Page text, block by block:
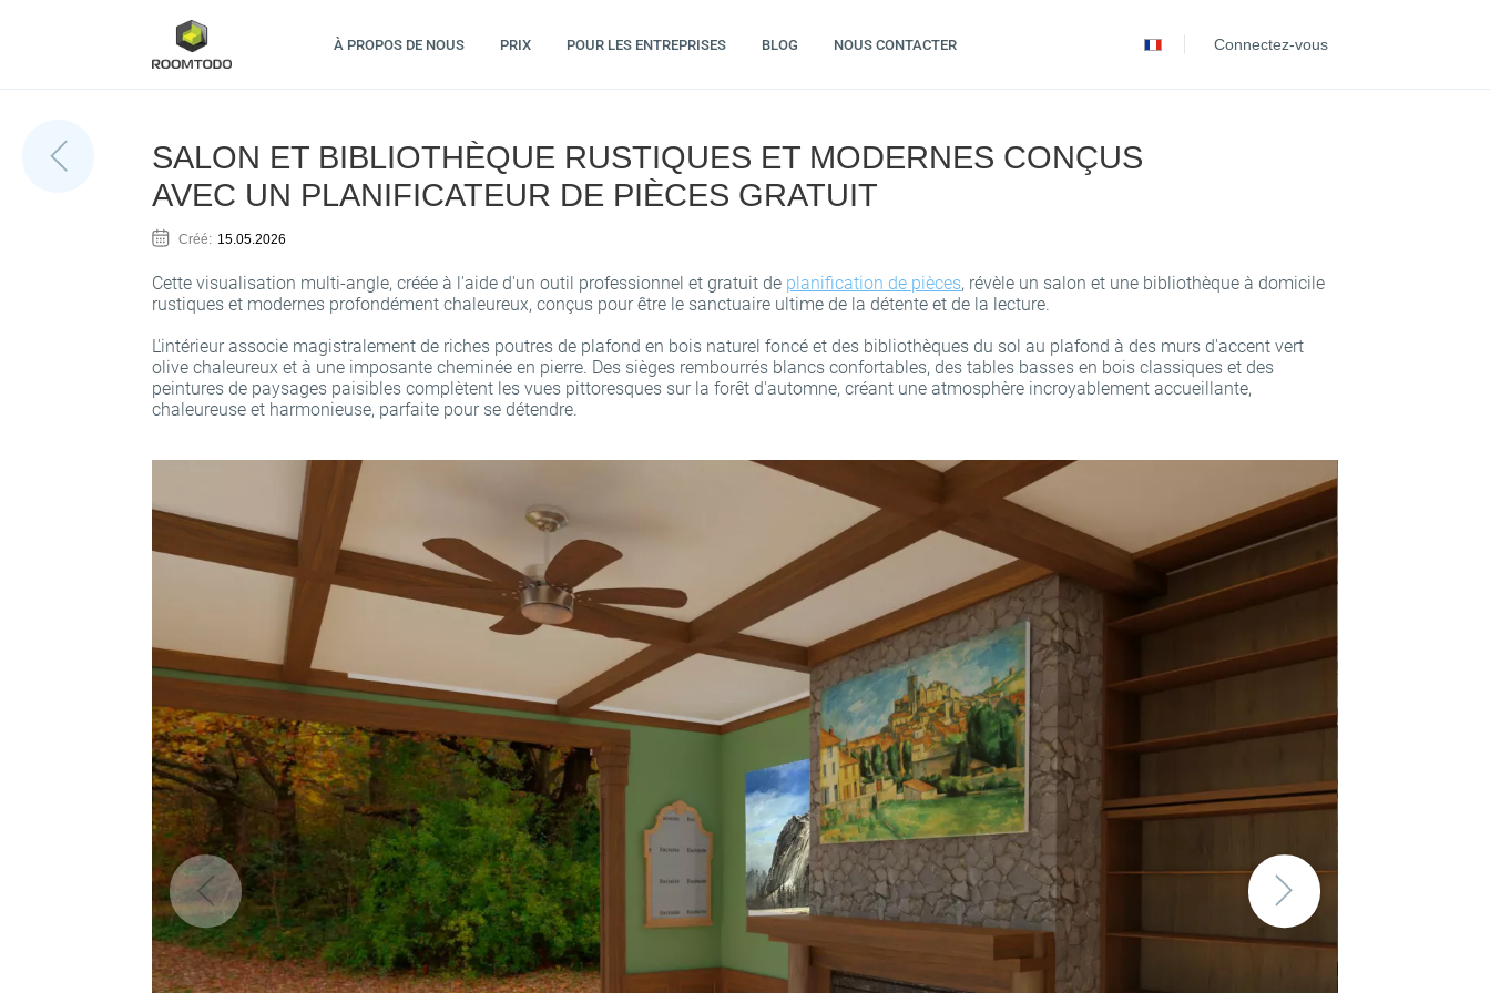
À PROPOS DE NOUS PRIX POUR LES ENTREPRISES BLOG NOUS CONTACTER
PortuguêsConnectez-vous
SALON ET BIBLIOTHÈQUE RUSTIQUES ET MODERNES CONÇUS
AVEC UN PLANIFICATEUR DE PIÈCES GRATUIT
Créé: 15.05.2026
Cette visualisation multi-angle, créée à l'aide d'un outil professionnel et gratuit de planification de pièces, révèle un salon et une bibliothèque à domicile
rustiques et modernes profondément chaleureux, conçus pour être le sanctuaire ultime de la détente et de la lecture.
L'intérieur associe magistralement de riches poutres de plafond en bois naturel foncé et des bibliothèques du sol au plafond à des murs d'accent vert
olive chaleureux et à une imposante cheminée en pierre. Des sièges rembourrés blancs confortables, des tables basses en bois classiques et des
peintures de paysages paisibles complètent les vues pittoresques sur la forêt d'automne, créant une atmosphère incroyablement accueillante,
chaleureuse et harmonieuse, parfaite pour se détendre.